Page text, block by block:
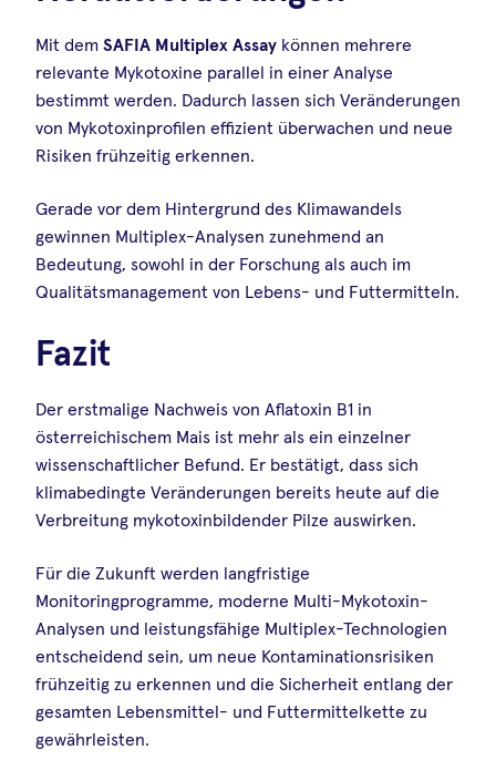
Mit dem SAFIA Multiplex Assay können mehrere
relevante Mykotoxine parallel in einer Analyse
bestimmt werden. Dadurch lassen sich Veränderungen
von Mykotoxinprofilen effizient überwachen und neue
Risiken frühzeitig erkennen.
Gerade vor dem Hintergrund des Klimawandels
gewinnen Multiplex-Analysen zunehmend an
Bedeutung, sowohl in der Forschung als auch im
Qualitätsmanagement von Lebens- und Futtermitteln.
Fazit
Der erstmalige Nachweis von Aflatoxin B1 in
österreichischem Mais ist mehr als ein einzelner
wissenschaftlicher Befund. Er bestätigt, dass sich
klimabedingte Veränderungen bereits heute auf die
Verbreitung mykotoxinbildender Pilze auswirken.
Für die Zukunft werden langfristige
Monitoringprogramme, moderne Multi-Mykotoxin-
Analysen und leistungsfähige Multiplex-Technologien
entscheidend sein, um neue Kontaminationsrisiken
frühzeitig zu erkennen und die Sicherheit entlang der
gesamten Lebensmittel- und Futtermittelkette zu
gewährleisten.